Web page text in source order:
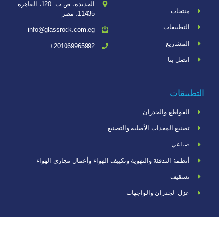
منتجات
التطبيقات
المشاريع
اتصل بنا
الجديدة، ص.ب. 120، القاهرة
11435، مصر
info@glassrock.com.eg
201069965992+
التطبيقات
القواطع والجدران
تصنيع المعدات الأصلية والتصنيع
صناعي
أنظمة التدفئة والتهوية وتكييف الهواء وأعمال مجاري الهواء
تسقيف
عزل الجدران والواجهات